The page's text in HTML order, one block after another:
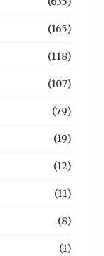
(165)
(118)
(107)
(79)
(19)
(12)
(11)
(8)
(1)